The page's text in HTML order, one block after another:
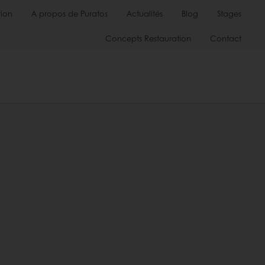
A propos de Puratos Actualités Blog Stages
Concepts Restauration Contact